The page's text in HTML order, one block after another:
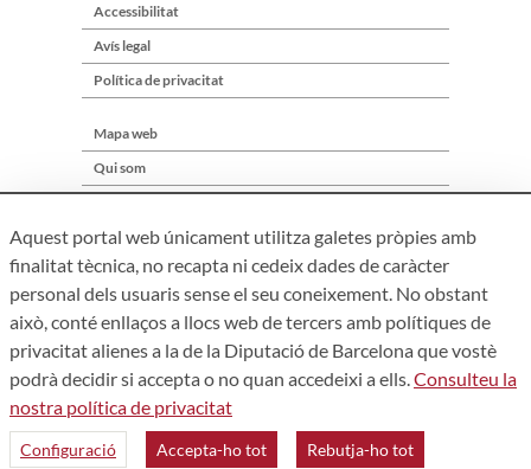
Accessibilitat
Avís legal
Política de privacitat
Mapa web
Qui som
Àrea de Cultura – Gerència de Serveis de Biblioteques. Zamora,
73. 08018 Barcelona. Tel: 934 022 241
Aquest portal web únicament utilitza galetes pròpies amb
finalitat tècnica, no recapta ni cedeix dades de caràcter
personal dels usuaris sense el seu coneixement. No obstant
això, conté enllaços a llocs web de tercers amb polítiques de
privacitat alienes a la de la Diputació de Barcelona que vostè
podrà decidir si accepta o no quan accedeixi a ells.Consulteu la
nostra política de privacitat
Configuració Accepta-ho tot Rebutja-ho tot